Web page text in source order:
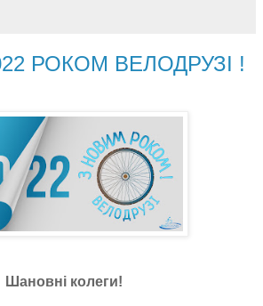
РОКОМ ВЕЛОДРУЗІ !
Шановні колеги!